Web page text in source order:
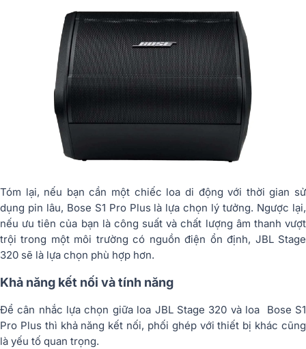
Tóm lại, nếu bạn cần một chiếc loa di động với thời gian sử
dụng pin lâu, Bose S1 Pro Plus là lựa chọn lý tưởng. Ngược lại,
nếu ưu tiên của bạn là công suất và chất lượng âm thanh vượt
trội trong một môi trường có nguồn điện ổn định, JBL Stage
320 sẽ là lựa chọn phù hợp hơn.
Khả năng kết nối và tính năng
Để cân nhắc lựa chọn giữa loa JBL Stage 320 và loa Bose S1
Pro Plus thì khả năng kết nối, phối ghép với thiết bị khác cũng
là yếu tố quan trọng.